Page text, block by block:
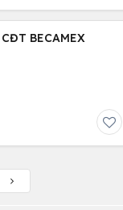
BECAMEX